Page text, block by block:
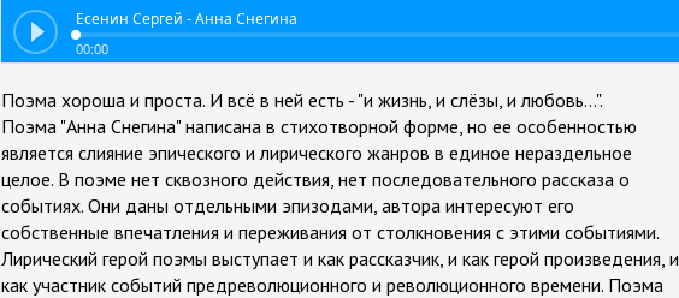
Есенин Сергей - Анна Снегина
00:00
Поэма хороша и проста. И всё в ней есть - "и жизнь, и слёзы, и любовь...".
Поэма "Анна Снегина" написана в стихотворной форме, но ее особенностью
является слияние эпического и лирического жанров в единое нераздельное
целое. В поэме нет сквозного действия, нет последовательного рассказа о
событиях. Они даны отдельными эпизодами, автора интересуют его
собственные впечатления и переживания от столкновения с этими событиями.
Лирический герой поэмы выступает и как рассказчик, и как герой произведения, и
как участник событий предреволюционного и революционного времени. Поэма